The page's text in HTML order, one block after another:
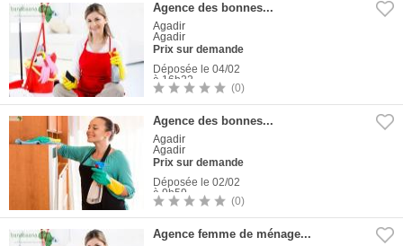
Agence des bonnes...
Déposée le 04/02
à 16h22
Agadir
Agadir
Prix sur demande
(0)
Agence des bonnes...
Déposée le 02/02
à 9h59
Agadir
Agadir
Prix sur demande
(0)
Agence femme de ménage...